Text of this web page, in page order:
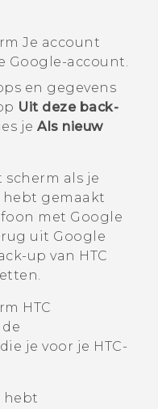
Je account
Google-account.
en gegevens
Uit deze back-
je Als nieuw
als je
hebt gemaakt
met Google
uit Google
up van HTC
HTC
je voor je HTC-
hebt